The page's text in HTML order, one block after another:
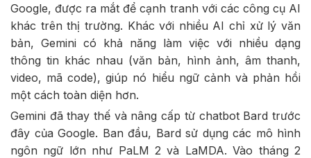
Google, được ra mắt để cạnh tranh với các công cụ AI
khác trên thị trường. Khác với nhiều AI chỉ xử lý văn
bản, Gemini có khả năng làm việc với nhiều dạng
thông tin khác nhau (văn bản, hình ảnh, âm thanh,
video, mã code), giúp nó hiểu ngữ cảnh và phản hồi
một cách toàn diện hơn.
Gemini đã thay thế và nâng cấp từ chatbot Bard trước
đây của Google. Ban đầu, Bard sử dụng các mô hình
ngôn ngữ lớn như PaLM 2 và LaMDA. Vào tháng 2